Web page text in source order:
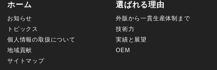
ホーム
お知らせ
トピックス
個人情報の取扱について
地域貢献
サイトマップ
選ばれる理由
外販から一貫生産体制まで
技術力
実績と展望
OEM